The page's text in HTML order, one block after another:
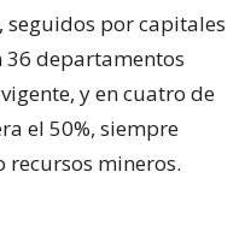
seguidos por capitales
36 departamentos
y en cuatro de
el 50%, siempre
recursos mineros.